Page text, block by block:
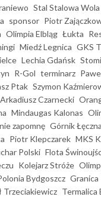
Stal Stalowa Wola
sponsor Piotr
Olimpia Elbląg Łukta
Miedź Legnica GKS
Lechia Gdańsk
R-Gol terminarz
Ptak Szymon
Arkadiusz Czarnecki
Mindaugas Kalonas
zapomnę Górnik Łęczna
Piotr Klepczarek MKS
Polski Flota
Kolejarz Stróże
Bydgoszcz Granica
Trzeciakiewicz Termalica